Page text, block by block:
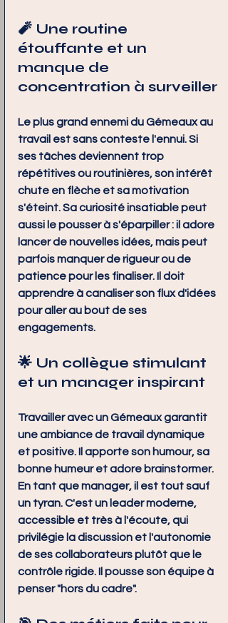
🧨 Une routine
étouffante et un
manque de
concentration à surveiller
Le plus grand ennemi du Gémeaux au
travail est sans conteste l'ennui. Si
ses tâches deviennent trop
répétitives ou routinières, son intérêt
chute en flèche et sa motivation
s'éteint. Sa curiosité insatiable peut
aussi le pousser à s'éparpiller : il adore
lancer de nouvelles idées, mais peut
parfois manquer de rigueur ou de
patience pour les finaliser. Il doit
apprendre à canaliser son flux d'idées
pour aller au bout de ses
engagements.
🌟 Un collègue stimulant
et un manager inspirant
Travailler avec un Gémeaux garantit
une ambiance de travail dynamique
et positive. Il apporte son humour, sa
bonne humeur et adore brainstormer.
En tant que manager, il est tout sauf
un tyran. C'est un leader moderne,
accessible et très à l'écoute, qui
privilégie la discussion et l'autonomie
de ses collaborateurs plutôt que le
contrôle rigide. Il pousse son équipe à
penser "hors du cadre".